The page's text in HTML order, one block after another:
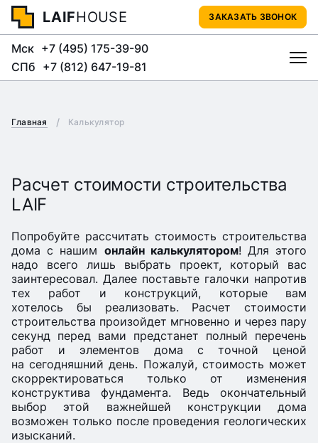
LAIFHOUSE ЗАКАЗАТЬ ЗВОНОК
Мск +7 (495) 175-39-90
СПб +7 (812) 647-19-81
Главная Калькулятор
Расчет стоимости строительства
LAIF
Попробуйте рассчитать стоимость строительства
дома с нашим онлайн калькулятором! Для этого
надо всего лишь выбрать проект, который вас
заинтересовал. Далее поставьте галочки напротив
тех работ и конструкций, которые вам
хотелось бы реализовать. Расчет стоимости
строительства произойдет мгновенно и через пару
секунд перед вами предстанет полный перечень
работ и элементов дома с точной ценой
на сегодняшний день. Пожалуй, стоимость может
скорректироваться только от изменения
конструктива фундамента. Ведь окончательный
выбор этой важнейшей конструкции дома
возможен только после проведения геологических
изысканий.